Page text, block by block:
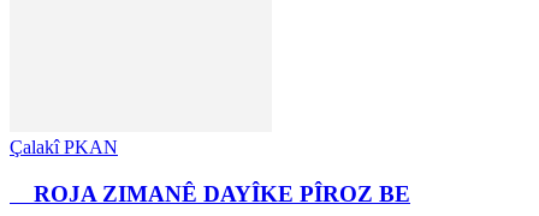
Çalakî PKAN
ROJA ZIMANÊ DAYÎKE PÎROZ BE